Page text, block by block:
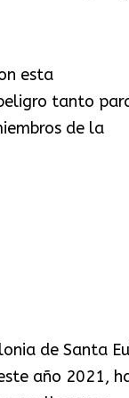
esta
tanto
de la
de Santa
año 2021,